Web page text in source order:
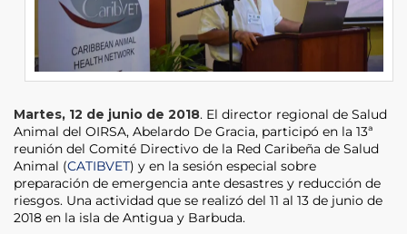
Martes, 12 de junio de 2018. El director regional de Salud
Animal del OIRSA, Abelardo De Gracia, participó en la 13ª
reunión del Comité Directivo de la Red Caribeña de Salud
Animal (CATIBVET) y en la sesión especial sobre
preparación de emergencia ante desastres y reducción de
riesgos. Una actividad que se realizó del 11 al 13 de junio de
2018 en la isla de Antigua y Barbuda.